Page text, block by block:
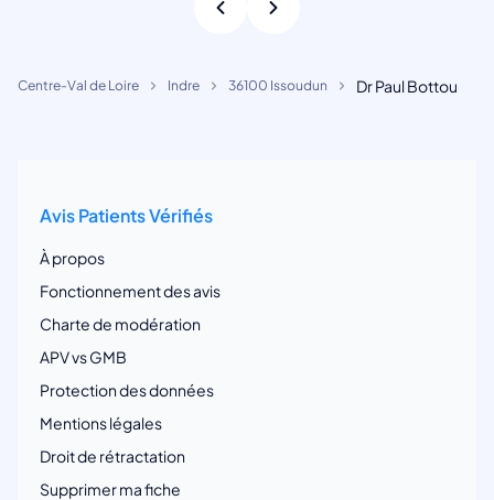
Centre-Val de Loire Indre 36100 Issoudun Dr Paul Bottou
Avis Patients Vérifiés
À propos
Fonctionnement des avis
Charte de modération
APV vs GMB
Protection des données
Mentions légales
Droit de rétractation
Supprimer ma fiche